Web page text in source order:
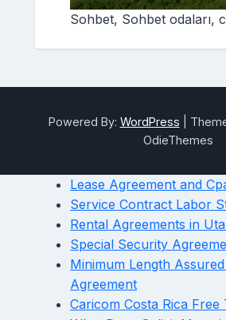
Sohbet, Sohbet odaları,
Powered By: WordPress
OdieThemes
Lease Agreement and
Service Contract Labor
Rental Agreements in
Special Security
Minimum Length
Agreement
Caricom Costa Rica